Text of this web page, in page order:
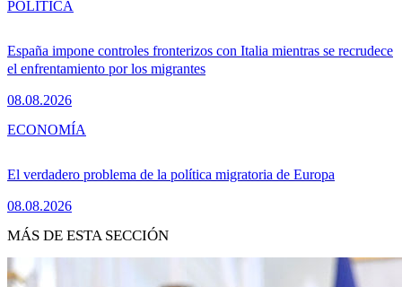
España impone controles fronterizos con Italia mientras se recrudece
el enfrentamiento por los migrantes
08.08.2026
POLÍTICA
El verdadero problema de la política migratoria de Europa
08.08.2026
ECONOMÍA
MÁS DE ESTA SECCIÓN